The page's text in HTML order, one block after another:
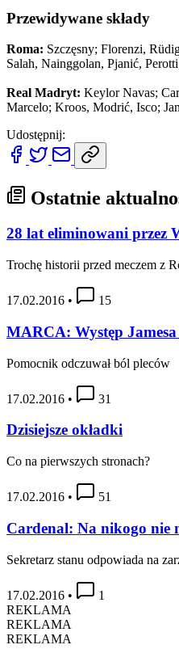
Przewidywane składy
Roma: Szczęsny; Florenzi,
Salah, Nainggolan, Pjanić,
Real Madryt: Keylor Navas;
Marcelo; Kroos, Modrić, Isco;
Udostępnij:
Ostatnie
28 lat eliminowani przez
Trochę historii przed meczem z
17.02.2016 • 15
MARCA: Występ
Pomocnik odczuwał ból pleców
17.02.2016 • 31
Dzisiejsze okładki
Co na pierwszych stronach?
17.02.2016 • 51
Cardenal: Na nikogo nie
Sekretarz stanu odpowiada na
17.02.2016 •
1
REKLAMA
REKLAMA
REKLAMA